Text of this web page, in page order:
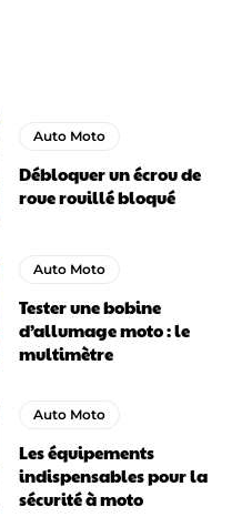
Auto Moto
Débloquer un écrou de
roue rouillé bloqué
Auto Moto
Tester une bobine
d’allumage moto : le
multimètre
Auto Moto
Les équipements
indispensables pour la
sécurité à moto